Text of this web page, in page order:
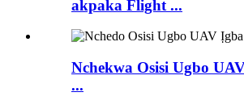
akpaka Flight ...
Nchekwa Osisi Ugbo
...